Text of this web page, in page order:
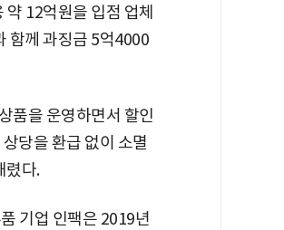
12억원을 입점 업체
함께 과징금 5억4000
품을 운영하면서 할인
당을 환급 없이 소멸
렸다.
기업 인팩은 2019년